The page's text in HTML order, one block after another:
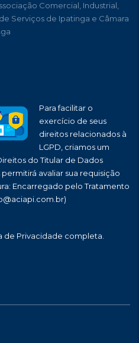
Comercial, Industrial,
Serviços de Ipatinga e Câmara
Para facilitar o
exercício de seus
direitos relacionados à
LGPD, criamos um
do Titular de Dados
avaliar sua requisição
Encarregado pelo Tratamento
de Privacidade completa.